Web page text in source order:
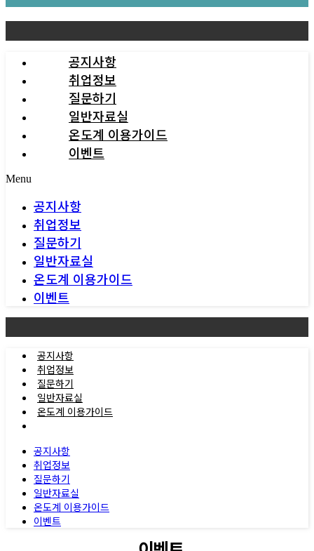
공지사항
취업정보
질문하기
일반자료실
온도계 이용가이드
이벤트
Menu
공지사항
취업정보
질문하기
일반자료실
온도계 이용가이드
이벤트
공지사항
취업정보
질문하기
일반자료실
온도계 이용가이드
공지사항
취업정보
질문하기
일반자료실
온도계 이용가이드
이벤트